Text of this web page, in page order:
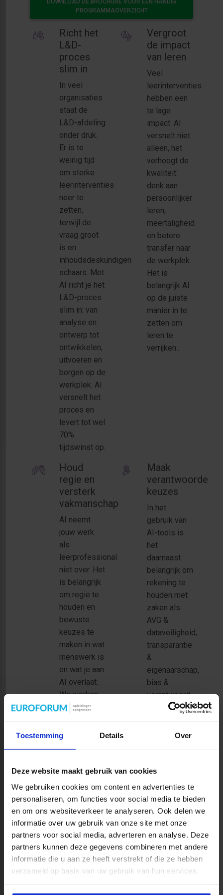
Toestemming Details Over
Deze website maakt gebruik van cookies
We gebruiken cookies om content en advertenties te
personaliseren, om functies voor social media te bieden
en om ons websiteverkeer te analyseren. Ook delen we
informatie over uw gebruik van onze site met onze
partners voor social media, adverteren en analyse. Deze
partners kunnen deze gegevens combineren met andere
informatie die u aan ze heeft verstrekt of die ze hebben
verzameld op basis van uw gebruik van hun services.
PROGRAMMAOVERZICHT
Richt het
L&D-
proces
slim in
In veel
organisaties
staat de
L&D-afdeling
onder druk.
Er is te
weinig tijd
om sterke
leerinterventies
neer te
zetten,
terwijl de
vraag groot
is en
inhoudsdeskundigen
schaars. Met
AI richt je het
L&D-proces
slim in: van
analyse en
ontwerp tot
ontwikkelen,
uitvoeren en
borgen op de
werkplek. AI
versnelt het
proces en
levert tot wel
70%
tijdswinst op.
Vergroot
de impact
van leren
Veel
leerinterventies
hebben een
te lage
impact. AI
versnelt niet
alleen, het
verhoogt de
kwaliteit:
denk aan
persoonlijker
leren,
meertaligheid
en betere
transfer naar
de werkplek.
Het is
belangrijk AI
op de juiste
manier in te
zetten om
leren te
verrijken..
Houd
regie en
versterk
vakmanschap
AI neemt
jouw werk
als
leerprofessional
niet over. Het
is belangrijk
om regie te
houden en
bewuste
keuzes te
maken in wat
menswerk is
en wat je aan
AI overlaat.
We werken
tijdens de
Intelligence
Craftmanship.
AI komt niet
in plaats van
menselijke
expertise,
maar
versterkt
Maak
verantwoorde
keuzes
In het
gebruik van
AI-tools is
het
daarnaast
belangrijk om
rekening te
houden met
zaken als
AVG &
dataveiligheid,
transparantie
&
eigenaarschap,
bias &
verantwoord
gebruik en
organisatiebeleid
je dit op een
goede
manier doet,
zodat je een
verantwoorde
toolbox
opbouwt.